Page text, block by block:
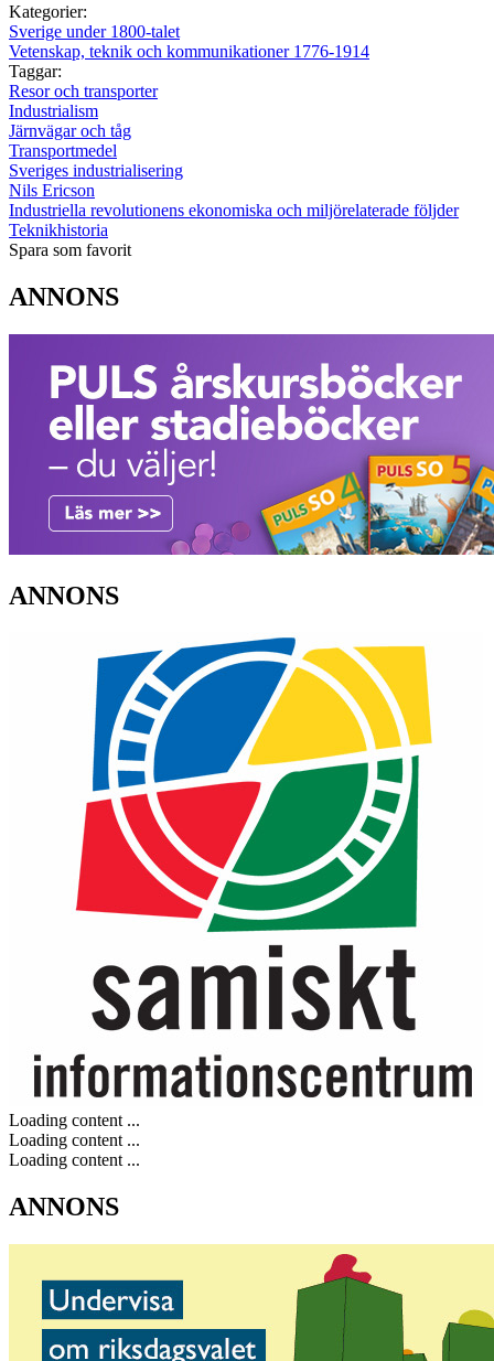
Kategorier:
Sverige under 1800-talet
Vetenskap, teknik och kommunikationer 1776-1914
Taggar:
Resor och transporter
Industrialism
Järnvägar och tåg
Transportmedel
Sveriges industrialisering
Nils Ericson
Industriella revolutionens ekonomiska och miljörelaterade följder
Teknikhistoria
Spara som favorit
ANNONS
ANNONS
Loading content ...
Loading content ...
Loading content ...
ANNONS